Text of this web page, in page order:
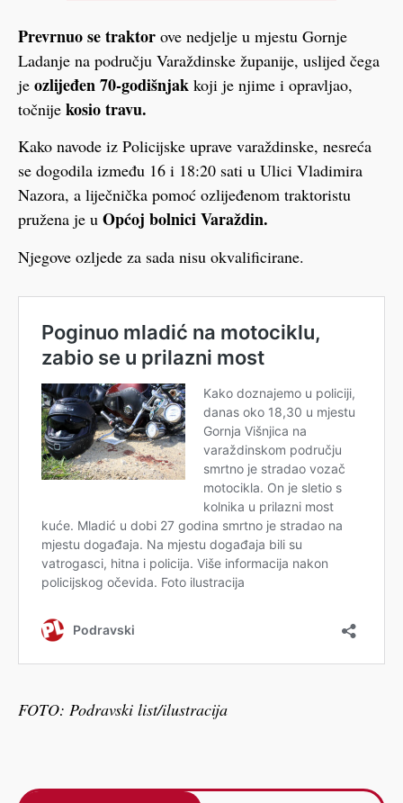
Prevrnuo se traktor ove nedjelje u mjestu Gornje
Ladanje na području Varaždinske županije, uslijed čega
je ozlijeđen 70-godišnjak koji je njime i opravljao,
točnije kosio travu.
Kako navode iz Policijske uprave varaždinske, nesreća
se dogodila između 16 i 18:20 sati u Ulici Vladimira
Nazora, a liječnička pomoć ozlijeđenom traktoristu
pružena je u Općoj bolnici Varaždin.
Njegove ozljede za sada nisu okvalificirane.
FOTO: Podravski list/ilustracija